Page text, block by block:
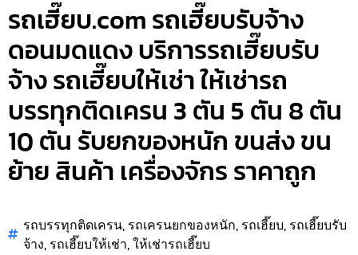
รถเฮี๊ยบ.com รถเฮี๊ยบรับจ้าง
ดอนมดแดง บริการรถเฮี๊ยบรับ
จ้าง รถเฮี๊ยบให้เช่า ให้เช่ารถ
บรรทุกติดเครน 3 ตัน 5 ตัน 8 ตัน
10 ตัน รับยกของหนัก ขนส่ง ขน
ย้าย สินค้า เครื่องจักร ราคาถูก
รถบรรทุกติดเครน, รถเครนยกของหนัก, รถเฮี๊ยบ, รถเฮี๊ยบรับ
จ้าง, รถเฮี๊ยบให้เช่า,ให้เช่ารถเฮี๊ยบ